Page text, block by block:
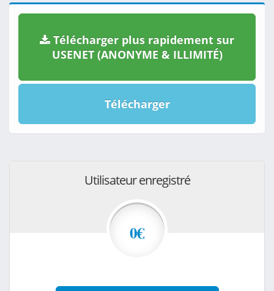
Télécharger plus rapidement sur
USENET (ANONYME & ILLIMITÉ)
Télécharger
Utilisateur enregistré
0€